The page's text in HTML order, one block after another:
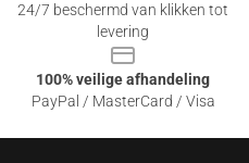
24/7 beschermd van klikken tot
levering
100% veilige afhandeling
PayPal / MasterCard / Visa